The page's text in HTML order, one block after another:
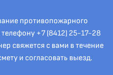
противопожарного
+7 (8412) 25-17-28
свяжется с вами в течение
и согласовать выезд.